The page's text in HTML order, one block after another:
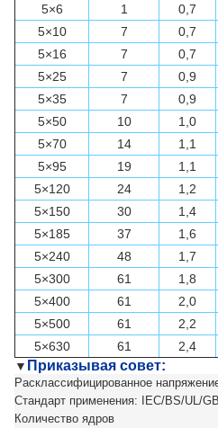
5×6
1 0,7
5×10
7 0,7
5×16
7 0,7
5×25
7 0,9
5×35
7 0,9
5×50
10 1,0
5×70
14 1,1
5×95
19 1,1
5×120
24 1,2
5×150
30 1,4
5×185
37 1,6
5×240
48 1,7
5×300
61 1,8
5×400
61 2,0
5×500
61 2,2
5×630
61 2,4
▼ Приказывая совет:
Расклассифицированное
Стандарт применения: IEC/BS/UL/GB
Количество ядров